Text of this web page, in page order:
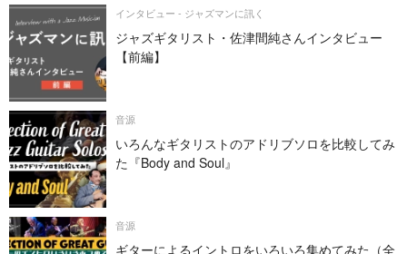
インタビュー - ジャズマンに訊く
ジャズギタリスト・佐津間純さんインタビュー
【前編】
音源
いろんなギタリストのアドリブソロを比較してみ
た『Body and Soul』
音源
ギターによるイントロをいろいろ集めてみた（全